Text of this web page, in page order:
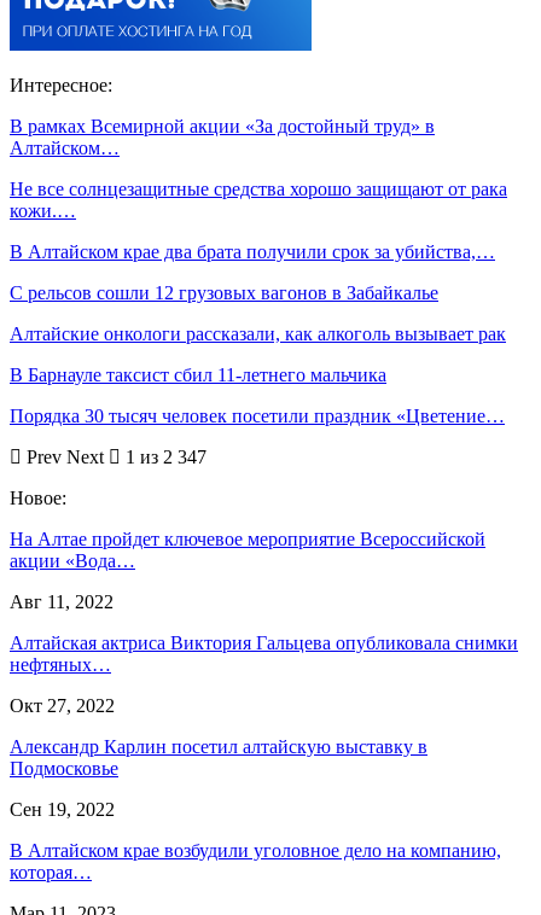
Интересное:
В рамках Всемирной акции «За достойный труд» в
Алтайском…
Не все солнцезащитные средства хорошо защищают от рака
кожи.…
В Алтайском крае два брата получили срок за убийства,…
С рельсов сошли 12 грузовых вагонов в Забайкалье
Алтайские онкологи рассказали, как алкоголь вызывает рак
В Барнауле таксист сбил 11-летнего мальчика
Порядка 30 тысяч человек посетили праздник «Цветение…
Prev Next
1 из 2 347
Новое:
На Алтае пройдет ключевое мероприятие Всероссийской
акции «Вода…
Авг 11, 2022
Алтайская актриса Виктория Гальцева опубликовала снимки
нефтяных…
Окт 27, 2022
Александр Карлин посетил алтайскую выставку в
Подмосковье
Сен 19, 2022
В Алтайском крае возбудили уголовное дело на компанию,
которая…